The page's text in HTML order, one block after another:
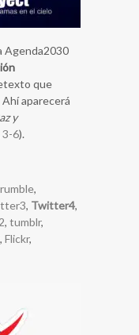
Agenda2030
que
aparecerá
y
3-6).
rumble,
, Twitter4,
, tumblr,
, Flickr,